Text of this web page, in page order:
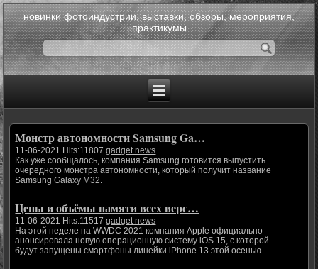
новинки фотоиндустрии, выставки, обзоры, мероприятия,
практикумы
Монстр автономности Samsung Ga…
11-06-2021 Hits:11807gadget news
Как уже сообщалось, компания Samsung готовится выпустить
очередного монстра автономности, который получит название
Samsung Galaxy M32.
Цены и объёмы памяти всех верс…
11-06-2021 Hits:11517gadget news
На этой неделе на WWDC 2021 компания Apple официально
анонсировала новую операционную систему iOS 15, с которой
будут запущены смартфоны линейки iPhone 13 этой осенью. ...